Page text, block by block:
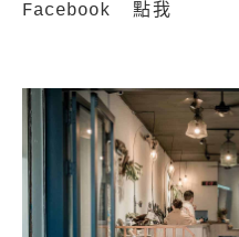
Facebook 點我